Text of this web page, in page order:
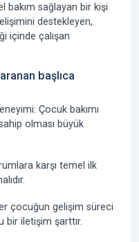
bakım sağlayan bir kişi
destekleyen,
içinde çalışan
başlıca
Çocuk bakımı
olması büyük
karşı temel ilk
çocuğun gelişim süreci
bir iletişim şarttır.